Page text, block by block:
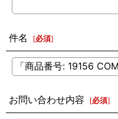
件名 [必須]
お問い合わせ内容 [必須]